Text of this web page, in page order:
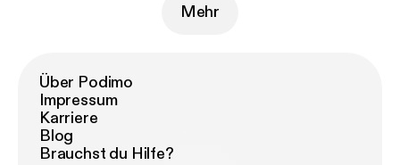
Mehr
Über Podimo
Impressum
Karriere
Blog
Brauchst du Hilfe?